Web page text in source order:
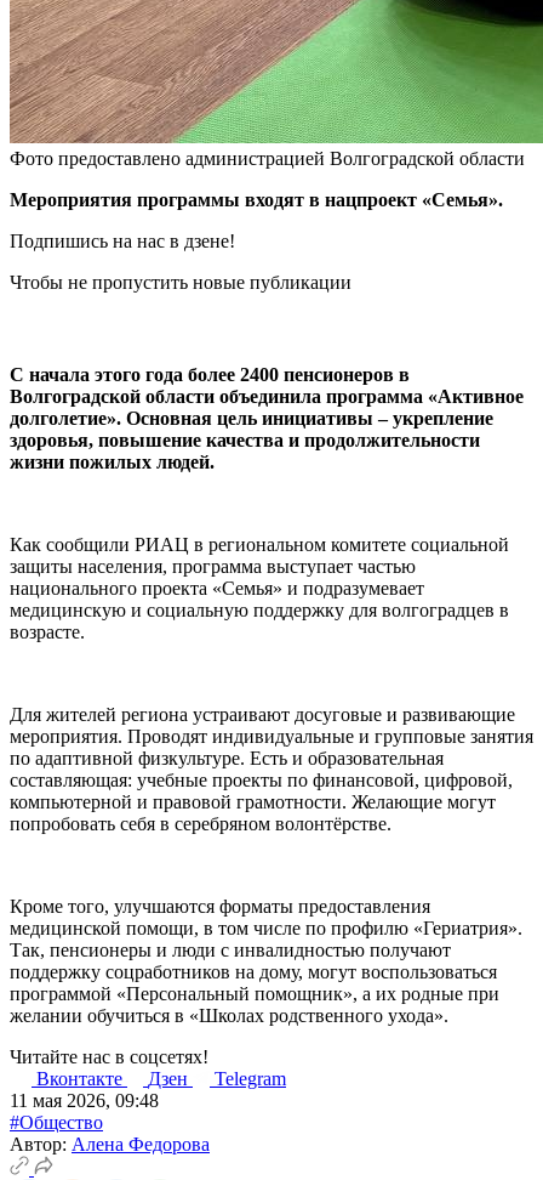
Фото предоставлено администрацией Волгоградской области
Мероприятия программы входят в нацпроект «Семья».
Подпишись на нас в дзене!
Чтобы не пропустить новые публикации
С начала этого года более 2400 пенсионеров в
Волгоградской области объединила программа «Активное
долголетие». Основная цель инициативы – укрепление
здоровья, повышение качества и продолжительности
жизни пожилых людей.
Как сообщили РИАЦ в региональном комитете социальной
защиты населения, программа выступает частью
национального проекта «Семья» и подразумевает
медицинскую и социальную поддержку для волгоградцев в
возрасте.
Для жителей региона устраивают досуговые и развивающие
мероприятия. Проводят индивидуальные и групповые занятия
по адаптивной физкультуре. Есть и образовательная
составляющая: учебные проекты по финансовой, цифровой,
компьютерной и правовой грамотности. Желающие могут
попробовать себя в серебряном волонтёрстве.
Кроме того, улучшаются форматы предоставления
медицинской помощи, в том числе по профилю «Гериатрия».
Так, пенсионеры и люди с инвалидностью получают
поддержку соцработников на дому, могут воспользоваться
программой «Персональный помощник», а их родные при
желании обучиться в «Школах родственного ухода».
Читайте нас в соцсетях!
Вконтакте
Дзен
Telegram
11 мая 2026, 09:48
#Общество
Автор: Алена Федорова